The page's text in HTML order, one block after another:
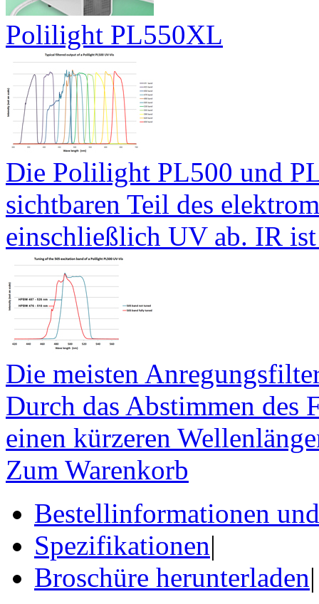
Polilight PL550XL
Die Polilight PL500 und
sichtbaren Teil des
einschließlich UV ab. IR
Die meisten
Durch das Abstimmen des
einen kürzeren
Zum Warenkorb
Bestellinformationen
Spezifikationen|
Broschüre herunterladen|